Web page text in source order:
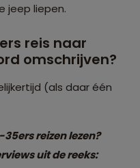
jeep liepen.
reis naar
omschrijven?
(als daar één
reizen lezen?
uit de reeks: